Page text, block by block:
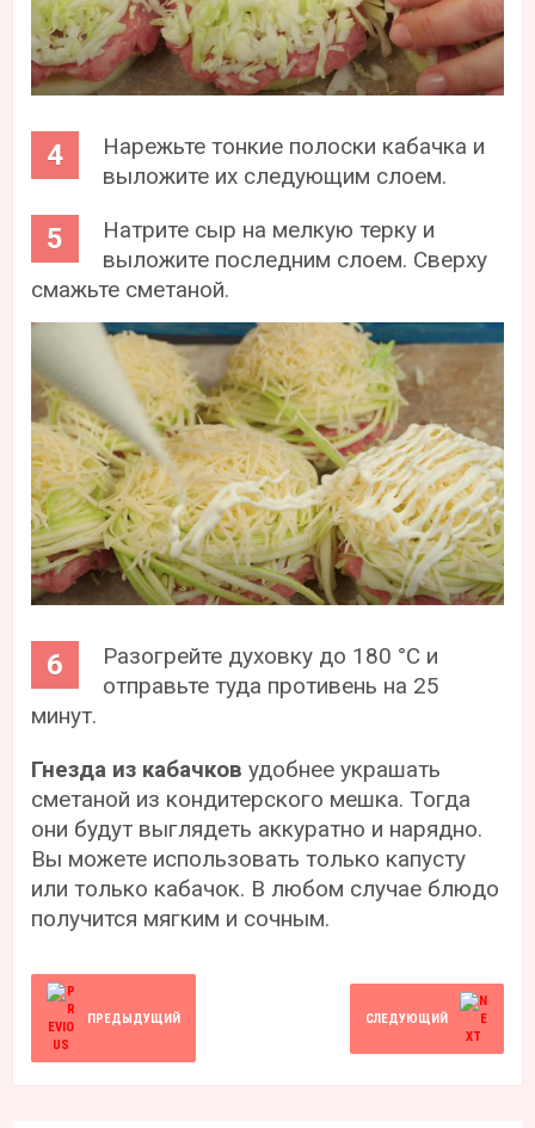
Нарежьте тонкие полоски кабачка и
выложите их следующим слоем.
Натрите сыр на мелкую терку и
выложите последним слоем. Сверху
смажьте сметаной.
Разогрейте духовку до 180 °С и
отправьте туда противень на 25
минут.
Гнезда из кабачков удобнее украшать
сметаной из кондитерского мешка. Тогда
они будут выглядеть аккуратно и нарядно.
Вы можете использовать только капусту
или только кабачок. В любом случае блюдо
получится мягким и сочным.
ПРЕДЫДУЩИЙ СЛЕДУЮЩИЙ